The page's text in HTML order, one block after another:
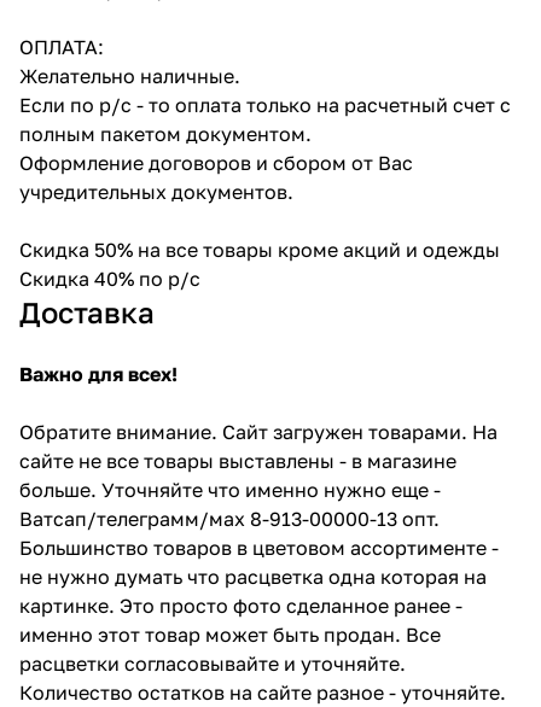
ОПЛАТА:
Желательно наличные.
Если по р/с - то оплата только на расчетный счет с
полным пакетом документом.
Оформление договоров и сбором от Вас
учредительных документов.
Скидка 50% на все товары кроме акций и одежды
Скидка 40% по р/с
Доставка
Важно для всех!
Обратите внимание. Сайт загружен товарами. На
сайте не все товары выставлены - в магазине
больше. Уточняйте что именно нужно еще -
Ватсап/телеграмм/мах 8-913-00000-13 опт.
Большинство товаров в цветовом ассортименте -
не нужно думать что расцветка одна которая на
картинке. Это просто фото сделанное ранее -
именно этот товар может быть продан. Все
расцветки согласовывайте и уточняйте.
Количество остатков на сайте разное - уточняйте.